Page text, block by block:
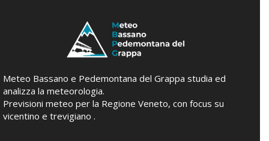
Meteo Bassano e Pedemontana del Grappa studia ed
analizza la meteorologia.
Previsioni meteo per la Regione Veneto, con focus su
vicentino e trevigiano .